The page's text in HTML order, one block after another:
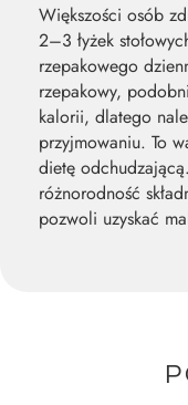
Większości osób
2–3 łyżek
rzepakowego
rzepakowy,
kalorii, dlatego
przyjmowaniu. To
dietę
różnorodność
pozwoli uzyskać